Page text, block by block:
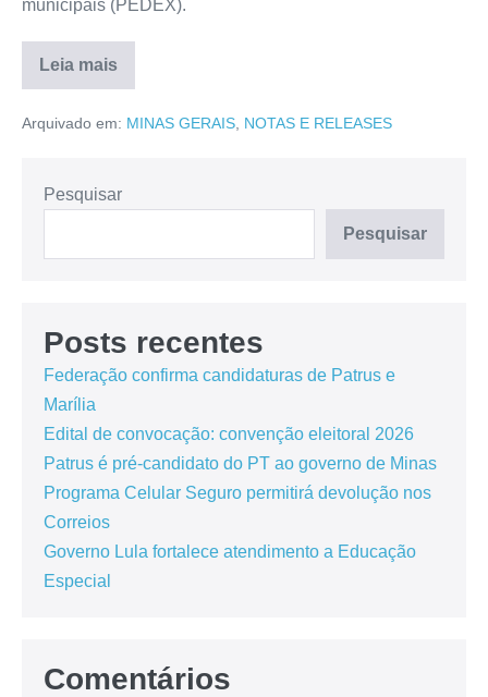
municipais (PEDEX).
Leia mais
Arquivado em: MINAS GERAIS NOTAS E RELEASES
Pesquisar
Pesquisar
Posts recentes
Federação confirma candidaturas de Patrus e
Marília
Edital de convocação: convenção eleitoral 2026
Patrus é pré-candidato do PT ao governo de Minas
Programa Celular Seguro permitirá devolução nos
Correios
Governo Lula fortalece atendimento a Educação
Especial
Comentários